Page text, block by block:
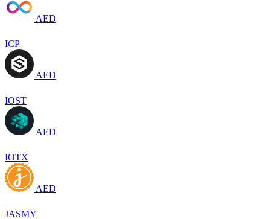
AED
ICP
AED
IOST
AED
IOTX
AED
JASMY